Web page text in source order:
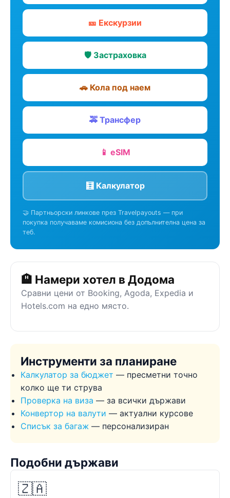
🎫 Екскурзии
🛡️ Застраховка
🚗 Кола под наем
🚕 Трансфер
📱 eSIM
🧮 Калкулатор
🤝 Партньорски линкове през Travelpayouts — при
покупка получаваме комисиона без допълнителна цена за
теб.
🏨 Намери хотел в Додома
Сравни цени от Booking, Agoda, Expedia и
Hotels.com на едно място.
Инструменти за планиране
Калкулатор за бюджет — пресметни точно
колко ще ти струва
Проверка на виза — за всички държави
Конвертор на валути — актуални курсове
Списък за багаж — персонализиран
Подобни държави
🇿🇦